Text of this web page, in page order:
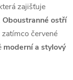
zajišťuje
Oboustranné ostří
červené
moderní a stylový